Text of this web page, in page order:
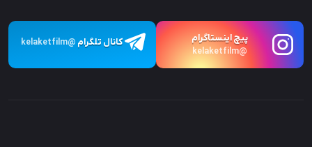
پیچ اینستاگرام
@kelaketfilm
کانال تلگرام @kelaketfilm